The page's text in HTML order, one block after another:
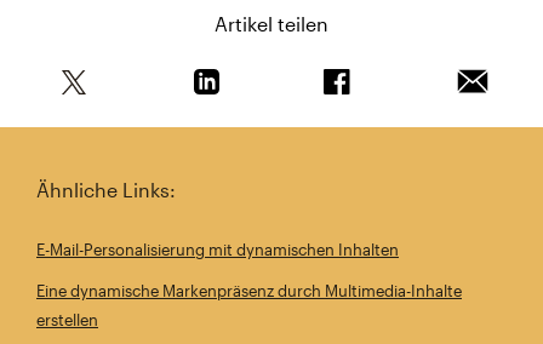
Artikel teilen
Ähnliche Links:
E-Mail-Personalisierung mit dynamischen Inhalten
Eine dynamische Markenpräsenz durch Multimedia-Inhalte
erstellen